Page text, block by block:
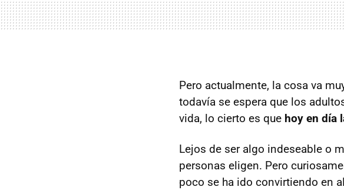
Pero actualmente, la cosa va
todavía se espera que los
vida, lo cierto es que hoy en día
Lejos de ser algo indeseable o
personas eligen. Pero
poco se ha ido convirtiendo en